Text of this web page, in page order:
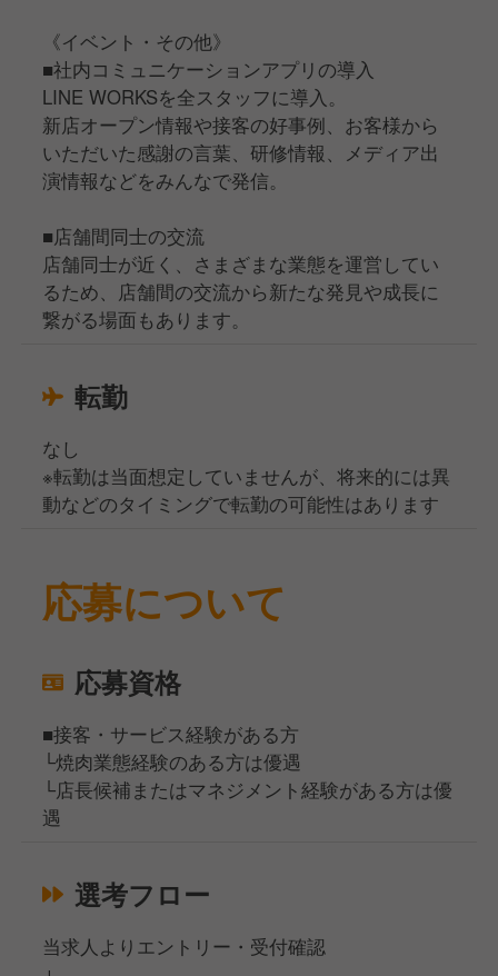
《イベント・その他》
■社内コミュニケーションアプリの導入
LINE WORKSを全スタッフに導入。
新店オープン情報や接客の好事例、お客様から
いただいた感謝の言葉、研修情報、メディア出
演情報などをみんなで発信。
■店舗間同士の交流
店舗同士が近く、さまざまな業態を運営してい
るため、店舗間の交流から新たな発見や成長に
繋がる場面もあります。
転勤
なし
※転勤は当面想定していませんが、将来的には異
動などのタイミングで転勤の可能性はあります
応募について
応募資格
■接客・サービス経験がある方
└焼肉業態経験のある方は優遇
└店長候補またはマネジメント経験がある方は優
遇
選考フロー
当求人よりエントリー・受付確認